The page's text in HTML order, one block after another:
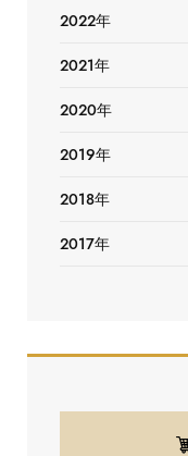
2022年
2021年
2020年
2019年
2018年
2017年